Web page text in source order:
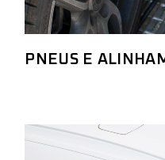
PNEUS E